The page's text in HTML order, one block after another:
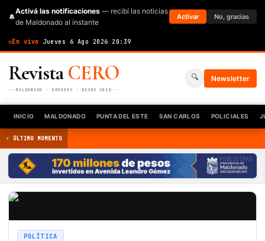
🔔
Activá las notificaciones — recibí las noticias
de Maldonado al instante
Activar No, gracias
En vivo · Jueves 6 Ago 2026 · 20:39
RevistaCERO
MALDONADO · URUGUAY · DESDE 2010
🔍 Newsletter
INICIO MALDONADO PUNTA DEL ESTE SAN CARLOS POLICIALES
⚡ ÚLTIMO MOMENTO
PUBLICIDAD
POLÍTICA